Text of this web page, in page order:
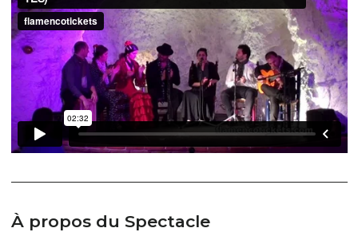
À propos du Spectacle